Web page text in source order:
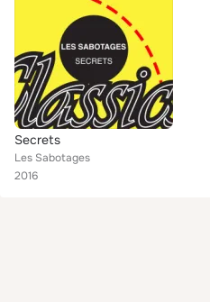
Secrets
Les Sabotages
2016